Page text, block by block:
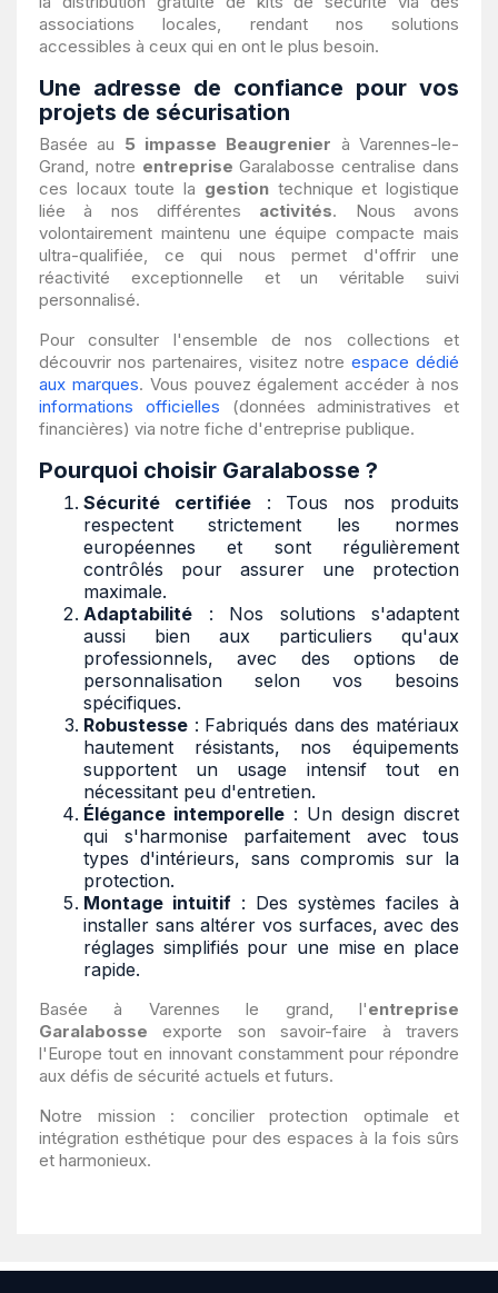
associations locales, rendant nos solutions
accessibles à ceux qui en ont le plus besoin.
Une adresse de confiance pour vos
projets de sécurisation
Basée au 5 impasse Beaugrenier à Varennes-le-
Grand, notre entreprise Garalabosse centralise dans
ces locaux toute la gestiontechnique et logistique
liée à nos différentes activités. Nous avons
volontairement maintenu une équipe compacte mais
ultra-qualifiée, ce qui nous permet d'offrir une
réactivité exceptionnelle et un véritable suivi
personnalisé.
Pour consulter l'ensemble de nos collections et
découvrir nos partenaires, visitez notre espace dédié
aux marques. Vous pouvez également accéder à nos
informations officielles (données administratives et
financières) via notre fiche d'entreprise publique.
Pourquoi choisir Garalabosse ?
Sécurité certifiée: Tous nos produits
respectent strictement les normes
européennes et sont régulièrement
contrôlés pour assurer une protection
maximale.
Adaptabilité : Nos solutions s'adaptent
aussi bien aux particuliers qu'aux
professionnels, avec des options de
personnalisation selon vos besoins
spécifiques.
Robustesse : Fabriqués dans des matériaux
hautement résistants, nos équipements
supportent un usage intensif tout en
nécessitant peu d'entretien.
Élégance intemporelle : Un design discret
qui s'harmonise parfaitement avec tous
types d'intérieurs, sans compromis sur la
protection.
Montage intuitif : Des systèmes faciles à
installer sans altérer vos surfaces, avec des
réglages simplifiés pour une mise en place
rapide.
Basée à Varennes le grand, l'entreprise
Garalabosse exporte son savoir-faire à travers
l'Europe tout en innovant constamment pour répondre
aux défis de sécurité actuels et futurs.
Notre mission : concilier protection optimale et
intégration esthétique pour des espaces à la fois sûrs
et harmonieux.